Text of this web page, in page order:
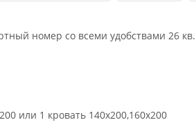
номер со всеми удобствами 26
или 1 кровать 140х200,160х200